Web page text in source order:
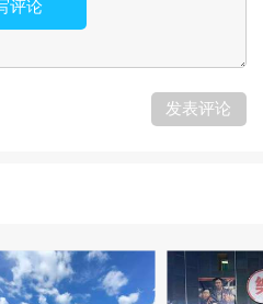
评论
发表评论